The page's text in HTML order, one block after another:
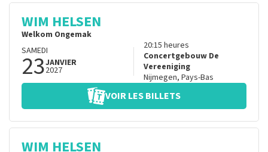
WIM HELSEN
Welkom Ongemak
SAMEDI
23JANVIER
2027
20:15 heures
Concertgebouw De
Vereeniging
Nijmegen, Pays-Bas
VOIR LES BILLETS
WIM HELSEN